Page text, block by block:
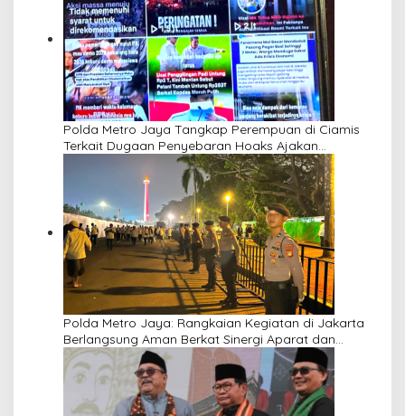
Polda Metro Jaya Tangkap Perempuan di Ciamis
Terkait Dugaan Penyebaran Hoaks Ajakan
Demonstrasi Jelang 17 Agustus
Polda Metro Jaya: Rangkaian Kegiatan di Jakarta
Berlangsung Aman Berkat Sinergi Aparat dan
Masyarakat